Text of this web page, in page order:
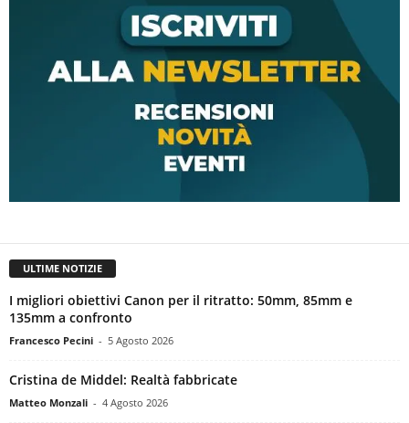
ULTIME NOTIZIE
I migliori obiettivi Canon per il ritratto: 50mm, 85mm e
135mm a confronto
Francesco Pecini - 5 Agosto 2026
Cristina de Middel: Realtà fabbricate
Matteo Monzali - 4 Agosto 2026